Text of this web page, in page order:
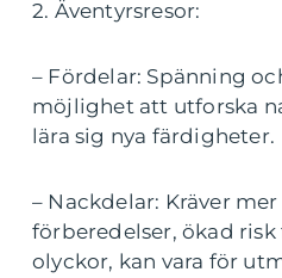
2. Äventyrsresor:
– Fördelar: Spänning
möjlighet att utforska
lära sig nya färdigheter.
– Nackdelar: Kräver
förberedelser, ökad
olyckor, kan vara för